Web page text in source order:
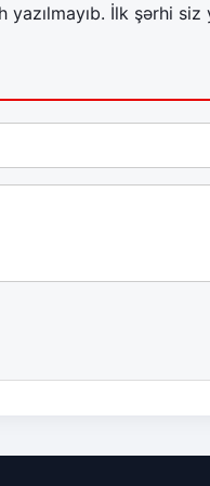
İlk şərhi siz